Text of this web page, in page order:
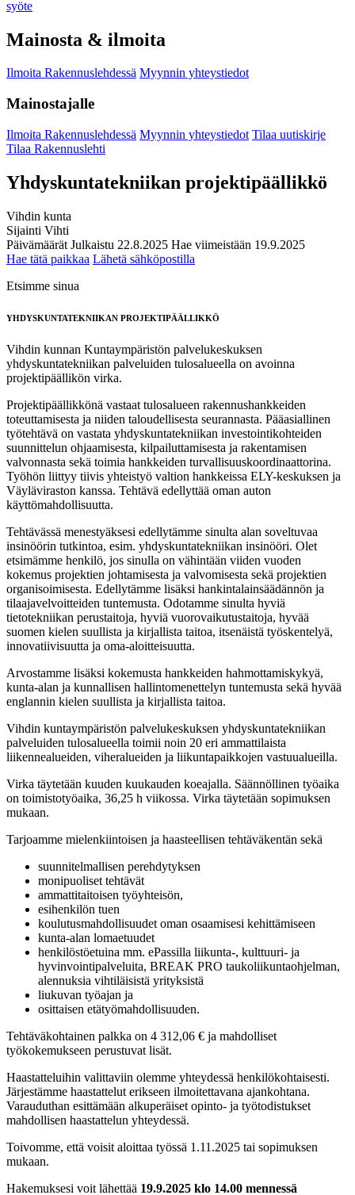
syöte
Mainosta & ilmoita
Ilmoita Rakennuslehdessä Myynnin yhteystiedot
Mainostajalle
Ilmoita Rakennuslehdessä Myynnin yhteystiedot Tilaa uutiskirje
Tilaa Rakennuslehti
Yhdyskuntatekniikan projektipäällikkö
Vihdin kunta
Sijainti Vihti
Päivämäärät Julkaistu 22.8.2025 Hae viimeistään 19.9.2025
Hae tätä paikkaa Lähetä sähköpostilla
Etsimme sinua
YHDYSKUNTATEKNIIKAN PROJEKTIPÄÄLLIKKÖ
Vihdin kunnan Kuntaympäristön palvelukeskuksen
yhdyskuntatekniikan palveluiden tulosalueella on avoinna
projektipäällikön virka.
Projektipäällikkönä vastaat tulosalueen rakennushankkeiden
toteuttamisesta ja niiden taloudellisesta seurannasta. Pääasiallinen
työtehtävä on vastata yhdyskuntatekniikan investointikohteiden
suunnittelun ohjaamisesta, kilpailuttamisesta ja rakentamisen
valvonnasta sekä toimia hankkeiden turvallisuuskoordinaattorina.
Työhön liittyy tiivis yhteistyö valtion hankkeissa ELY-keskuksen ja
Väyläviraston kanssa. Tehtävä edellyttää oman auton
käyttömahdollisuutta.
Tehtävässä menestyäksesi edellytämme sinulta alan soveltuvaa
insinöörin tutkintoa, esim. yhdyskuntatekniikan insinööri. Olet
etsimämme henkilö, jos sinulla on vähintään viiden vuoden
kokemus projektien johtamisesta ja valvomisesta sekä projektien
organisoimisesta. Edellytämme lisäksi hankintalainsäädännön ja
tilaajavelvoitteiden tuntemusta. Odotamme sinulta hyviä
tietotekniikan perustaitoja, hyviä vuorovaikutustaitoja, hyvää
suomen kielen suullista ja kirjallista taitoa, itsenäistä työskentelyä,
innovatiivisuutta ja oma-aloitteisuutta.
Arvostamme lisäksi kokemusta hankkeiden hahmottamiskykyä,
kunta-alan ja kunnallisen hallintomenettelyn tuntemusta sekä hyvää
englannin kielen suullista ja kirjallista taitoa.
Vihdin kuntaympäristön palvelukeskuksen yhdyskuntatekniikan
palveluiden tulosalueella toimii noin 20 eri ammattilaista
liikennealueiden, viheralueiden ja liikuntapaikkojen vastuualueilla.
Virka täytetään kuuden kuukauden koeajalla. Säännöllinen työaika
on toimistotyöaika, 36,25 h viikossa. Virka täytetään sopimuksen
mukaan.
Tarjoamme mielenkiintoisen ja haasteellisen tehtäväkentän sekä
suunnitelmallisen perehdytyksen
monipuoliset tehtävät
ammattitaitoisen työyhteisön,
esihenkilön tuen
koulutusmahdollisuudet oman osaamisesi kehittämiseen
kunta-alan lomaetuudet
henkilöstöetuina mm. ePassilla liikunta-, kulttuuri- ja
hyvinvointipalveluita, BREAK PRO taukoliikuntaohjelman,
alennuksia vihtiläisistä yrityksistä
liukuvan työajan ja
osittaisen etätyömahdollisuuden.
Tehtäväkohtainen palkka on 4 312,06 € ja mahdolliset
työkokemukseen perustuvat lisät.
Haastatteluihin valittaviin olemme yhteydessä henkilökohtaisesti.
Järjestämme haastattelut erikseen ilmoitettavana ajankohtana.
Varauduthan esittämään alkuperäiset opinto- ja työtodistukset
mahdollisen haastattelun yhteydessä.
Toivomme, että voisit aloittaa työssä 1.11.2025 tai sopimuksen
mukaan.
Hakemuksesi voit lähettää 19.9.2025 klo 14.00 mennessä